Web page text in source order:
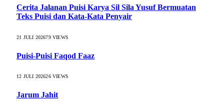
Cerita Jalanan Puisi Karya Sil Sila Yusuf Bermuatan
Teks Puisi dan Kata-Kata Penyair
21 JULI 202679VIEWS
Puisi-Puisi Faqod Faaz
12 JULI 202626VIEWS
Jarum Jahit